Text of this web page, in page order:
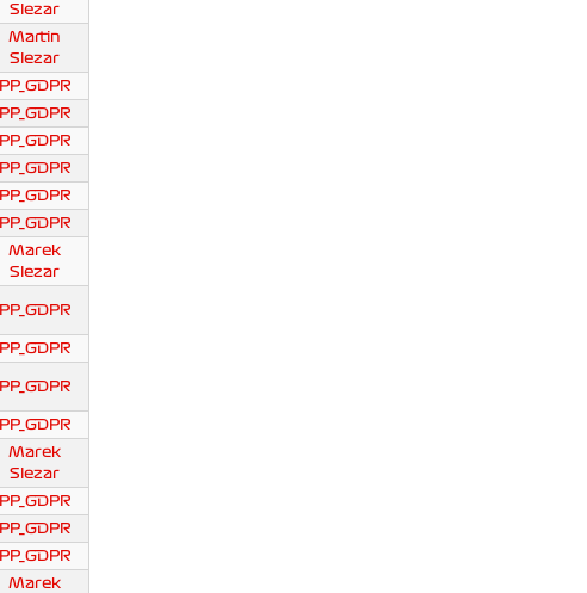
Slezar
Martin
Slezar
PP_GDPR
PP_GDPR
PP_GDPR
PP_GDPR
PP_GDPR
PP_GDPR
Marek
Slezar
PP_GDPR
PP_GDPR
PP_GDPR
PP_GDPR
Marek
Slezar
PP_GDPR
PP_GDPR
PP_GDPR
Marek